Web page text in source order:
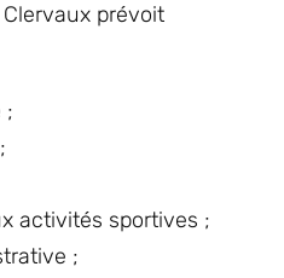
prévoit
;
activités sportives ;
;